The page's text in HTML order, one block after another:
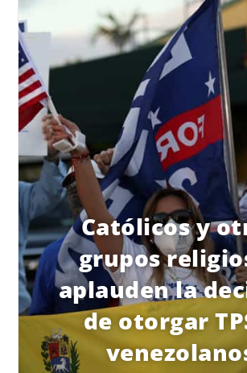
Católicos y
grupos
aplauden la
de otorgar